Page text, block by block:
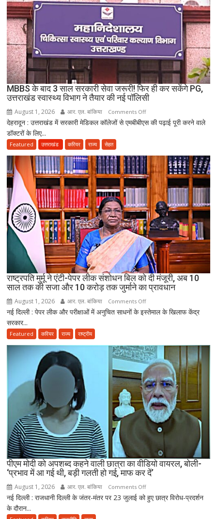
बिखर
जिंदगियां,
दो
की
दर्दनाक
मौत,
दो
अब
भी
लापता
MBBS के बाद 3 साल सरकारी सेवा जरूरी! फिर ही कर सकेंगे PG,
उत्तराखंड स्वास्थ्य विभाग ने तैयार की नई पॉलिसी
August 1, 2026 आर. एल. बांकिया Comments Offon
MBBS
साल
सरकारी
सेवा
जरूरी!
फिर
ही
कर
सकेंगे
PG,
उत्तराखंड
स्वास्थ्य
विभाग
ने
तैयार
की
देहरादून : उत्तराखंड में सरकारी मेडिकल कॉलेजों से एमबीबीएस की पढ़ाई पूरी करने वाले
डॉक्टरों के लिए...
Featured उत्तराखंड करियर राज्य सेहत
राष्ट्रपति मुर्मू ने एंटी-पेपर लीक संशोधन बिल को दी मंजूरी, अब 10
साल तक की सजा और 10 करोड़ तक जुर्माने का प्रावधान
August 1, 2026 आर. एल. बांकिया Comments Offon
राष्ट्रपति
एंटी-
पेपर
लीक
संशोधन
बिल
को
दी
मंजूरी,
अब
10
तक
की
10
नई दिल्ली : पेपर लीक और परीक्षाओं में अनुचित साधनों के इस्तेमाल के खिलाफ केंद्र
सरकार...
Featured करियर राज्य राष्ट्रीय
पीएम मोदी को अपशब्द कहने वाली छात्रा का वीडियो वायरल, बोली-
‘प्रभाव में आ गई थी, बड़ी गलती हो गई, माफ कर दें’
August 1, 2026 आर. एल. बांकिया Comments Offon
पीएम
नई दिल्ली : राजधानी दिल्ली के जंतर-मंतर पर 23 जुलाई को हुए छात्र विरोध-प्रदर्शन
के दौरान...